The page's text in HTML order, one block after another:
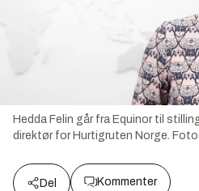
Hedda Felin går fra Equinor til
direktør for Hurtigruten Norge.
Del Kommenter